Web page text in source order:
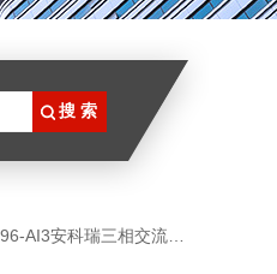
AI3安科瑞三相交流电流表